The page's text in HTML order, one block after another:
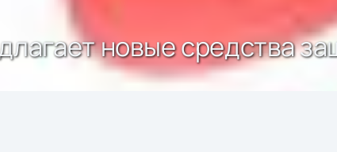
новые средства